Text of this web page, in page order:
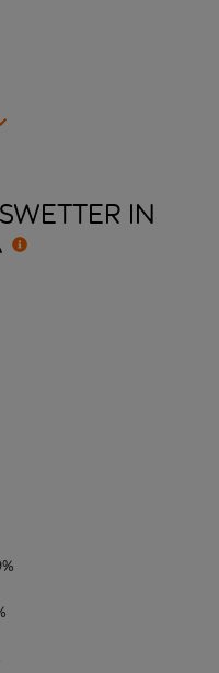
IN
%